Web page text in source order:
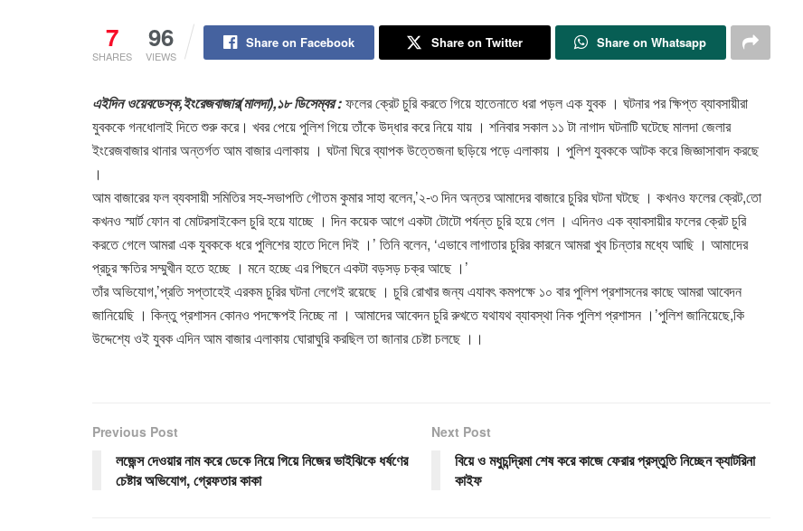
7
SHARES
96
VIEWS
Share on Facebook Share on Twitter Share on Whatsapp
এইদিন ওয়েবডেস্ক,ইংরেজবাজার(মালদা),১৮ ডিসেম্বর :ফলের ক্রেট চুরি করতে গিয়ে হাতেনাতে ধরা পড়ল এক যুবক । ঘটনার পর ক্ষিপ্ত ব্যাবসায়ীরা
যুবককে গনধোলাই দিতে শুরু করে। খবর পেয়ে পুলিশ গিয়ে তাঁকে উদ্ধার করে নিয়ে যায় । শনিবার সকাল ১১ টা নাগাদ ঘটনাটি ঘটেছে মালদা জেলার
ইংরেজবাজার থানার অন্তর্গত আম বাজার এলাকায় । ঘটনা ঘিরে ব্যাপক উত্তেজনা ছড়িয়ে পড়ে এলাকায় । পুলিশ যুবককে আটক করে জিজ্ঞাসাবাদ করছে
।
আম বাজারের ফল ব্যবসায়ী সমিতির সহ-সভাপতি গৌতম কুমার সাহা বলেন,’২-৩ দিন অন্তর আমাদের বাজারে চুরির ঘটনা ঘটছে । কখনও ফলের ক্রেট,তো
কখনও স্মার্ট ফোন বা মোটরসাইকেল চুরি হয়ে যাচ্ছে । দিন কয়েক আগে একটা টোটো পর্যন্ত চুরি হয়ে গেল । এদিনও এক ব্যাবসায়ীর ফলের ক্রেট চুরি
করতে গেলে আমরা এক যুবককে ধরে পুলিশের হাতে দিলে দিই ।’ তিনি বলেন, ‘এভাবে লাগাতার চুরির কারনে আমরা খুব চিন্তার মধ্যে আছি । আমাদের
প্রচুর ক্ষতির সম্মুখীন হতে হচ্ছে । মনে হচ্ছে এর পিছনে একটা বড়সড় চক্র আছে ।’
তাঁর অভিযোগ,’প্রতি সপ্তাহেই এরকম চুরির ঘটনা লেগেই রয়েছে । চুরি রোখার জন্য এযাবৎ কমপক্ষে ১০ বার পুলিশ প্রশাসনের কাছে আমরা আবেদন
জানিয়েছি । কিন্তু প্রশাসন কোনও পদক্ষেপই নিচ্ছে না । আমাদের আবেদন চুরি রুখতে যথাযথ ব্যাবস্থা নিক পুলিশ প্রশাসন ।’পুলিশ জানিয়েছে,কি
উদ্দেশ্যে ওই যুবক এদিন আম বাজার এলাকায় ঘোরাঘুরি করছিল তা জানার চেষ্টা চলছে ।।
Previous Post
লজেন্স দেওয়ার নাম করে ডেকে নিয়ে গিয়ে নিজের ভাইঝিকে ধর্ষণের
চেষ্টার অভিযোগ, গ্রেফতার কাকা
Next Post
বিয়ে ও মধুচন্দ্রিমা শেষ করে কাজে ফেরার প্রস্তুতি নিচ্ছেন ক্যাটরিনা
কাইফ